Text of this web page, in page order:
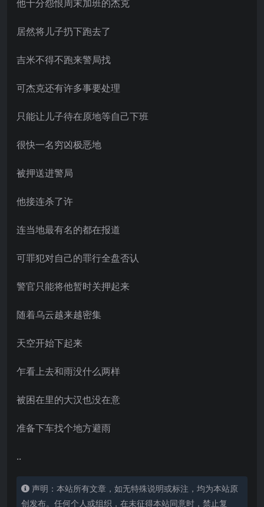
他十分怨恨周末加班的杰克
居然将儿子扔下跑去了
吉米不得不跑来警局找
可杰克还有许多事要处理
只能让儿子待在原地等自己下班
很快一名穷凶极恶地
被押送进警局
他接连杀了许
连当地最有名的都在报道
可罪犯对自己的罪行全盘否认
警官只能将他暂时关押起来
随着乌云越来越密集
天空开始下起来
乍看上去和雨没什么两样
被困在里的大汉也没在意
准备下车找个地方避雨
..
声明：本站所有文章，如无特殊说明或标注，均为本站原
创发布。任何个人或组织，在未征得本站同意时，禁止复